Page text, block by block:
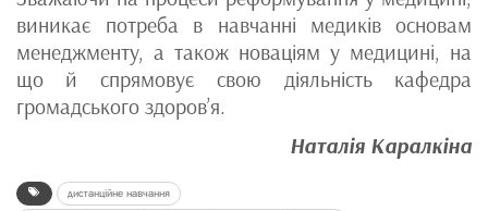
виникає потреба в навчанні медиків основам
менеджменту, а також новаціям у медицині, на
що й спрямовує свою діяльність кафедра
громадського здоров’я.
Наталія Каралкіна
дистанційне навчання